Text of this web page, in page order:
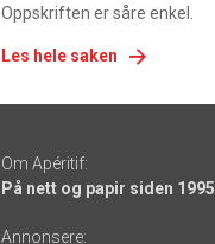
Oppskriften er såre enkel.
Les hele saken
Om Apéritif:
På nett og papir siden 1995
Annonsere: